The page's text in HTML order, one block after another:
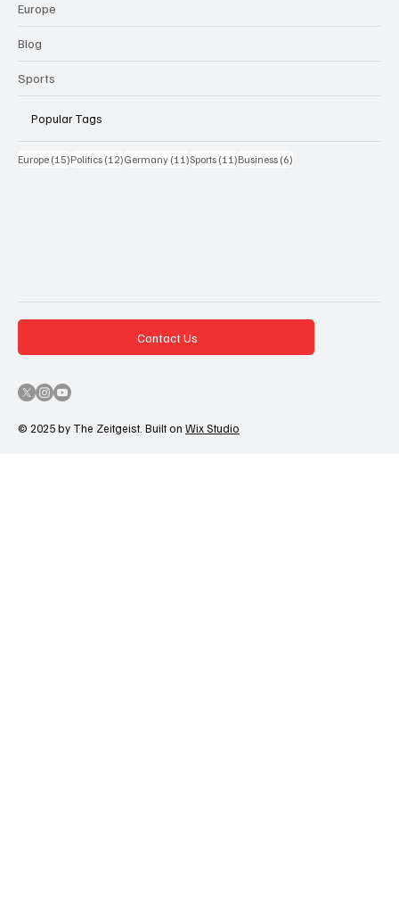
Europe
Blog
Sports
Popular Tags
Europe (15)15 Beiträge
Politics (12)12 Beiträge
Germany (11)11 Beiträge
Sports (11)11 Beiträge
Business (6)
© 2025 by The Zeitgeist. Built on Wix Studio
Contact Us